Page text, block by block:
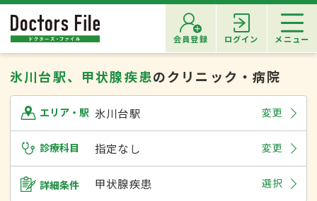
会員登録 ログイン メニュー
氷川台駅、甲状腺疾患のクリニック・病院
エリア・駅 氷川台駅 変更
診療科目 指定なし 変更
詳細条件 甲状腺疾患 選択